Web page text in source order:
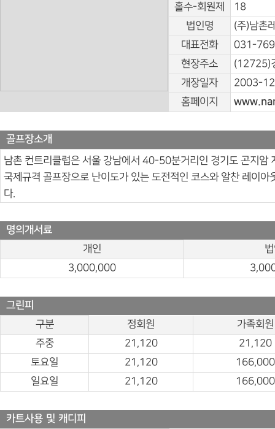
홀수-회원제
18
법인명
(주)남촌
대표전화
031-
현장주소
(12725)
개장일자
2003-
홈페이지
골프장소개
남촌 컨트리클럽은 서울 강남에서 40-50분거리인 경기도 곤지암
국제규격 골프장으로 난이도가 있는 도전적인 코스와 알찬 레이
다.
명의개서료
개인
3,000,000
그린피
구분
정회원
가족회원
주중
21,120
21,120
토요일
21,120
166,000
일요일
21,120 166,000
카트사용 및 캐디피